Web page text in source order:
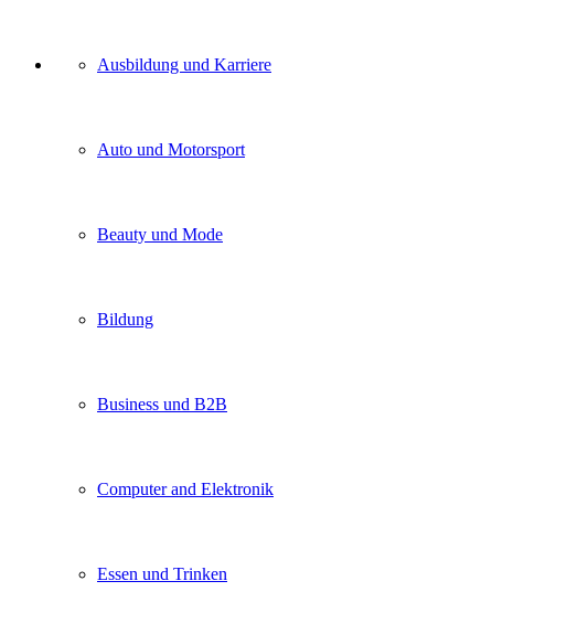
Unser
Kategorien
Ausbildung und Karriere
Auto und Motorsport
Beauty und Mode
Bildung
Business und B2B
Computer and Elektronik
Essen und Trinken